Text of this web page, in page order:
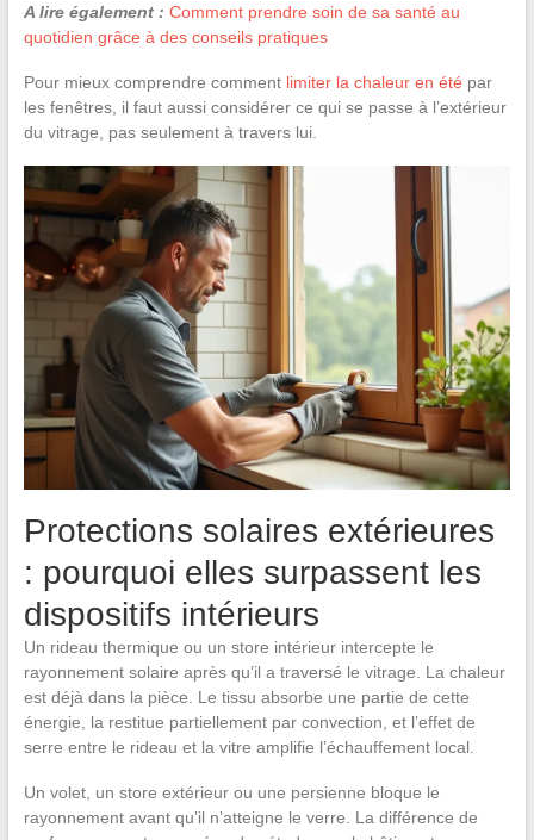
A lire également : Comment prendre soin de sa santé au
quotidien grâce à des conseils pratiques
Pour mieux comprendre comment limiter la chaleur en été par
les fenêtres, il faut aussi considérer ce qui se passe à l’extérieur
du vitrage, pas seulement à travers lui.
Protections solaires extérieures
: pourquoi elles surpassent les
dispositifs intérieurs
Un rideau thermique ou un store intérieur intercepte le
rayonnement solaire après qu’il a traversé le vitrage. La chaleur
est déjà dans la pièce. Le tissu absorbe une partie de cette
énergie, la restitue partiellement par convection, et l’effet de
serre entre le rideau et la vitre amplifie l’échauffement local.
Un volet, un store extérieur ou une persienne bloque le
rayonnement avant qu’il n’atteigne le verre. La différence de